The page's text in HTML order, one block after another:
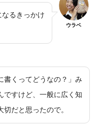
るきっかけ
ウラベ
書くってどうなの？」み
ですけど、一般に広く知
だと思ったので。